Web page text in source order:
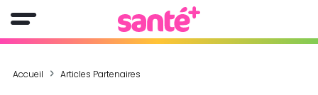
Accueil Articles Partenaires